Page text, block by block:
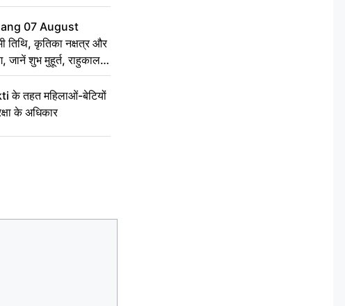
07 August
कृतिका नक्षत्र और
जानें शुभ मुहूर्त, राहुकाल
के तहत महिलाओं-बेटियों
के अधिकार